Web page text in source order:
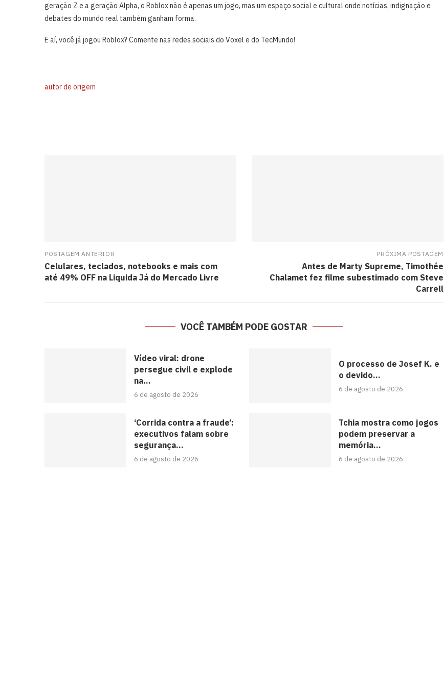
geração Z e a geração Alpha, o Roblox não é apenas um jogo, mas um espaço social e cultural onde notícias, indignação e
debates do mundo real também ganham forma.
E aí, você já jogou Roblox? Comente nas redes sociais do Voxel e do TecMundo!
autor de origem
POSTAGEM ANTERIOR
Celulares, teclados, notebooks e mais com
até 49% OFF na Liquida Já do Mercado Livre
PRÓXIMA POSTAGEM
Antes de Marty Supreme, Timothée
Chalamet fez filme subestimado com Steve
Carrell
VOCÊ TAMBÉM PODE GOSTAR
Vídeo viral: drone
persegue civil e explode
na...
6 de agosto de 2026
O processo de Josef K. e
o devido...
6 de agosto de 2026
‘Corrida contra a fraude’:
executivos falam sobre
segurança...
6 de agosto de 2026
Tchia mostra como jogos
podem preservar a
memória...
6 de agosto de 2026